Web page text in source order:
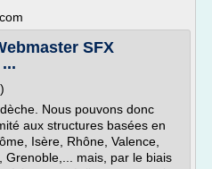
SFX
Nous pouvons donc
aux structures basées en
Isère, Rhône, Valence,
Grenoble,... mais, par le biais